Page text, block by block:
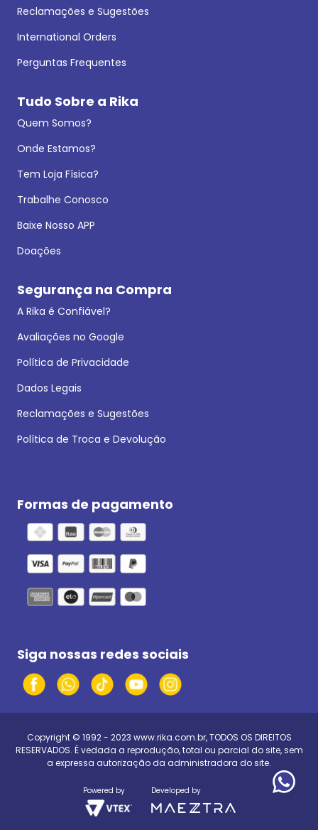
Reclamações e Sugestões
International Orders
Perguntas Frequentes
Tudo Sobre a Rika
Quem Somos?
Onde Estamos?
Tem Loja Física?
Trabalhe Conosco
Baixe Nosso APP
Doações
Segurança na Compra
A Rika é Confiável?
Avaliações no Google
Política de Privacidade
Dados Legais
Reclamações e Sugestões
Política de Troca e Devolução
Formas de pagamento
Siga nossas redes sociais
Copyright © 1992 - 2023 www.rika.com.br, TODOS OS DIREITOS
RESERVADOS. É vedada a reprodução, total ou parcial do site, sem
a expressa autorização da administradora do site.
Powered by Developed by